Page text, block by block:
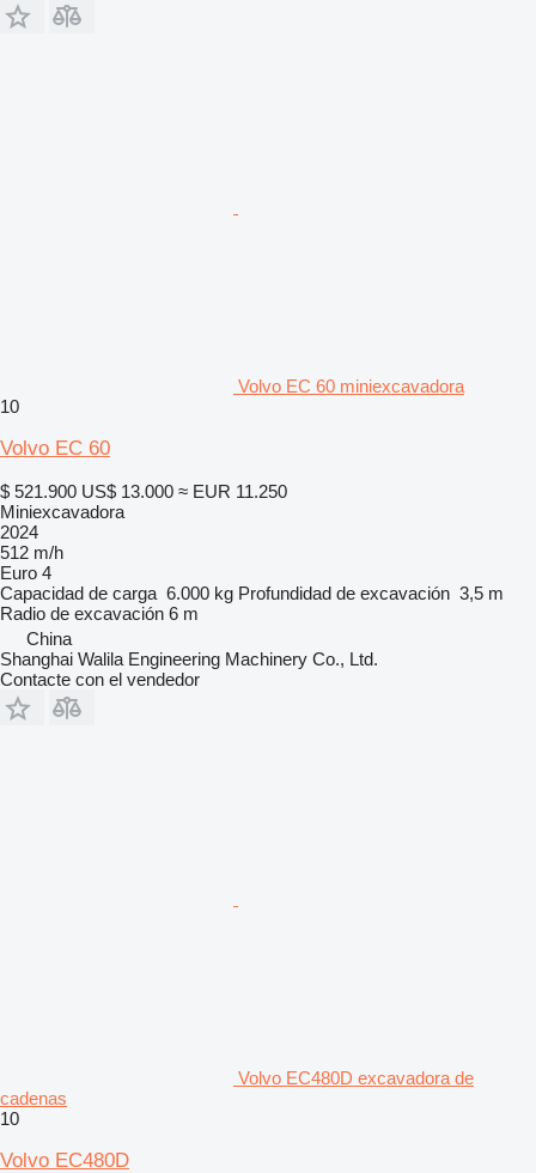
Volvo EC 60 miniexcavadora
10
Volvo EC 60
$ 521.900 US$ 13.000 ≈ EUR 11.250
Miniexcavadora
2024
512 m/h
Euro 4
Capacidad de carga 6.000 kg Profundidad de excavación 3,5 m
Radio de excavación 6 m
China
Shanghai Walila Engineering Machinery Co., Ltd.
Contacte con el vendedor
Volvo EC480D excavadora de
cadenas
10
Volvo EC480D